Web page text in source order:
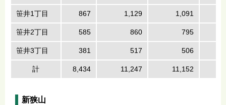
笹井1丁目 867 1,129 1,091
笹井2丁目 585 860 795
笹井3丁目 381 517 506
計 8,434 11,247 11,152
新狭山